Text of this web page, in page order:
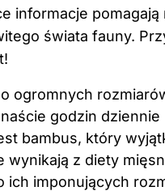
informacje
świata fauny.
ogromnych
godzin
bambus, który
wynikają z diety
imponujących